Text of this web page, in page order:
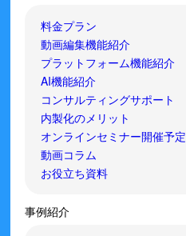
料金プラン
動画編集機能紹介
プラットフォーム機能紹介
AI機能紹介
コンサルティングサポート
内製化のメリット
オンラインセミナー開催予定
動画コラム
お役立ち資料
事例紹介